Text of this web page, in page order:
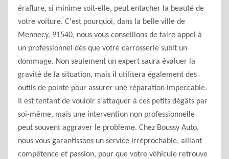
éraflure, si minime soit-elle, peut entacher la beauté de
votre voiture. C'est pourquoi, dans la belle ville de
Mennecy, 91540, nous vous conseillons de faire appel à
un professionnel dès que votre carrosserie subit un
dommage. Non seulement un expert saura évaluer la
gravité de la situation, mais il utilisera également des
outils de pointe pour assurer une réparation impeccable.
Il est tentant de vouloir s'attaquer à ces petits dégâts par
soi-même, mais une intervention non professionnelle
peut souvent aggraver le problème. Chez Boussy Auto,
nous vous garantissons un service irréprochable, alliant
compétence et passion, pour que votre véhicule retrouve